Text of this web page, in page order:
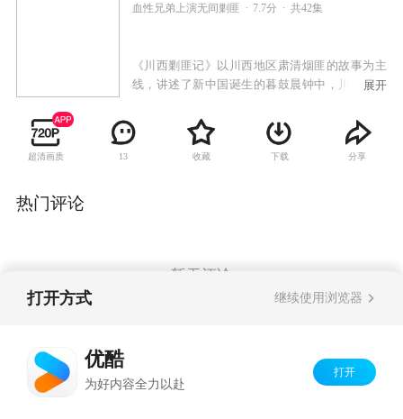
血性兄弟上演无间剿匪 7.7分 共42集
《川西剿匪记》以川西地区肃清烟匪的故事为主
线，讲述了新中国诞生的暮鼓晨钟中，川西烟道
对苦命鸳鸯的爱恨情仇。剧中的热血青春、兄弟
情义也是一大亮点。周致斌、张济邦和黄登宝三
兄弟的命运走向、情义走向，必将让观众一路牵
展开
超清画质 13 收藏 下载 分享
热门评论
暂无评论
打开方式 继续使用浏览器
优酷
为好内容全力以赴
打开